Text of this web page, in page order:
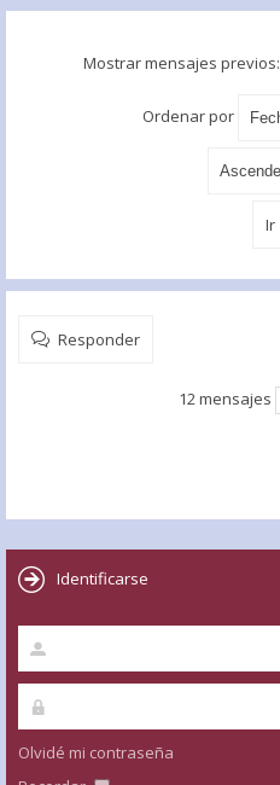
Mostrar mensajes previos:
Ordenar por
Responder
12 mensajes
Identificarse
Olvidé mi contraseña